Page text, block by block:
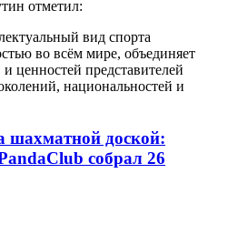
отметил:
вид спорта
во всём мире, объединяет
ценностей представителей
национальностей и
шахматной доской:
собрал 26